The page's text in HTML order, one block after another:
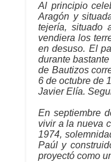
Al principio
Aragón y
tejería, situado
vendiera los
en desuso. El
durante
de Bautizos
6 de octubre de
Javier Elía.
En septiembre
vivir a la nueva
1974,
Paúl y
proyectó como